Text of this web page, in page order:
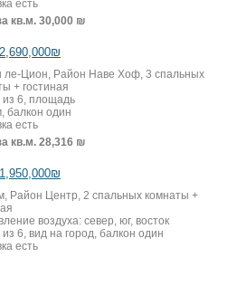
есть
кв.м. 30,000 ₪
ле-Цион, Район Наве Хоф, 3 спальных
+ гостиная
из 6, площадь
балкон один
есть
кв.м. 28,316 ₪
Район Центр, 2 спальных комнаты +
воздуха: север, юг, восток
6, вид на город, балкон один
есть